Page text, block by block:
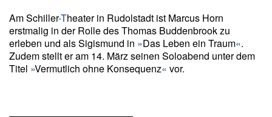
Am Schiller-Theater in Rudolstadt ist Marcus Horn
erstmalig in der Rolle des Thomas Buddenbrook zu
erleben und als Sigismund in »Das Leben ein Traum«.
Zudem stellt er am 14. März seinen Soloabend unter dem
Titel »Vermutlich ohne Konsequenz« vor.